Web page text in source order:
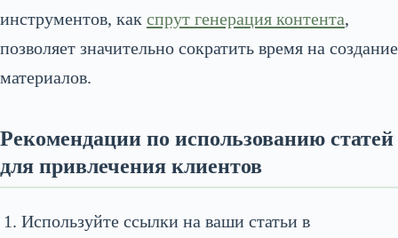
инструментов, как спрут генерация контента,
позволяет значительно сократить время на создание
материалов.
Рекомендации по использованию статей
для привлечения клиентов
Используйте ссылки на ваши статьи в